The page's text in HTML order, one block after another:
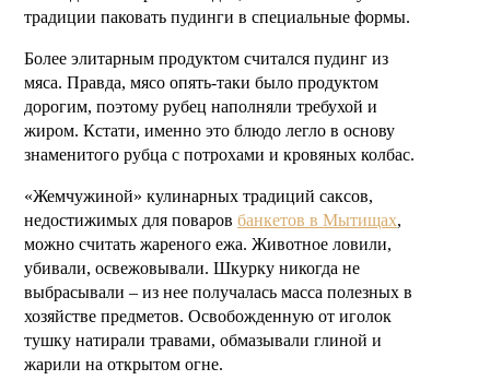
традиции паковать пудинги в специальные формы.
Более элитарным продуктом считался пудинг из
мяса. Правда, мясо опять-таки было продуктом
дорогим, поэтому рубец наполняли требухой и
жиром. Кстати, именно это блюдо легло в основу
знаменитого рубца с потрохами и кровяных колбас.
«Жемчужиной» кулинарных традиций саксов,
недостижимых для поваров банкетов в Мытищах,
можно считать жареного ежа. Животное ловили,
убивали, освежовывали. Шкурку никогда не
выбрасывали – из нее получалась масса полезных в
хозяйстве предметов. Освобожденную от иголок
тушку натирали травами, обмазывали глиной и
жарили на открытом огне.